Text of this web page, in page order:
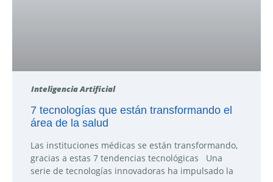
Inteligencia Artificial
7 tecnologías que están transformando el
área de la salud
Las instituciones médicas se están transformando,
gracias a estas 7 tendencias tecnológicas Una
serie de tecnologías innovadoras ha impulsado la